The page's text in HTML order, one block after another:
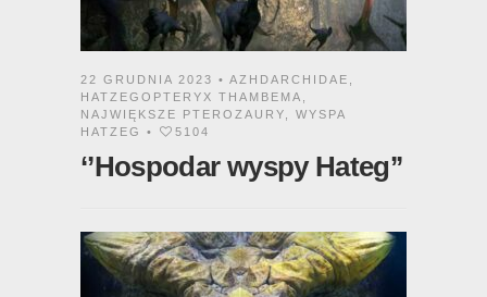
22 GRUDNIA 2023 • AZHDARCHIDAE
HATZEGOPTERYX THAMBEMA
NAJWIĘKSZE PTEROZAURY
WYSPA
HATZEG
• 5104
‘’Hospodar wyspy Hateg’’